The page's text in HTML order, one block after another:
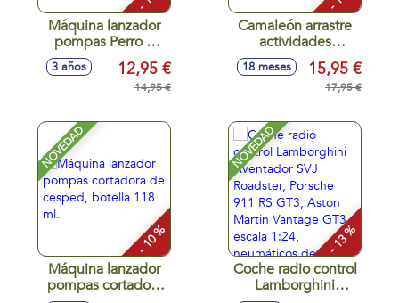
Máquina lanzador
pompas Perro o
Dinosaurio, botella
118 ml.
3 años 12,95 €
14,95 €
Camaleón arrastre
actividades
28x13x14cm
18 meses 15,95 €
17,95 €
NOVEDAD
- 10 %
Máquina lanzador
pompas cortadora
NOVEDAD
- 13 %
Coche radio control
Lamborghini